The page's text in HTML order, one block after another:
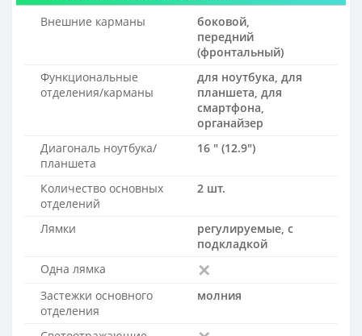
Внешние карманы
боковой,
передний
(фронтальный)
Функциональные
отделения/карманы
для ноутбука, для
планшета, для
смартфона,
органайзер
Диагональ ноутбука/
планшета
16 " (12.9")
Количество основных
отделений
2 шт.
Лямки
регулируемые, с
подкладкой
Одна лямка
Застежки основного
отделения
молния